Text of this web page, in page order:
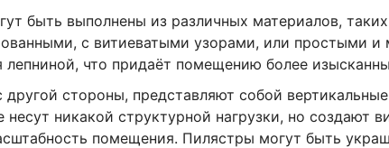
быть выполнены из различных материалов,
с витиеватыми узорами, или простыми
лепниной, что придаёт помещению более
другой стороны, представляют собой
несут никакой структурной нагрузки, но создают
помещения. Пилястры могут быть